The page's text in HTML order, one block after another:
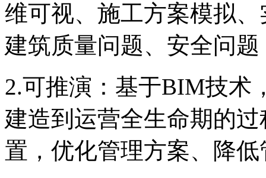
维可视、施工方案模拟
建筑质量问题、安全问
2.可推演：基于BIM技术
建造到运营全生命期的
置，优化管理方案、降